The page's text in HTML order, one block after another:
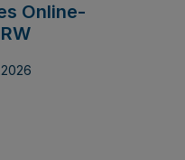
Online-